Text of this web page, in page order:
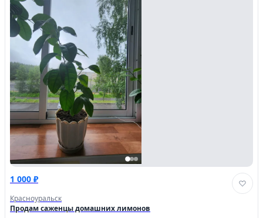
Войти
1 000 ₽
Красноуральск
Продам саженцы домашних лимонов